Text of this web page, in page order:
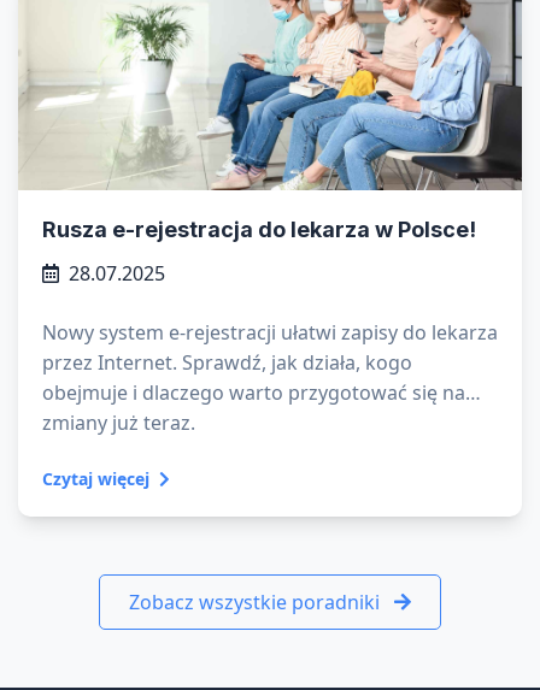
Rusza e-rejestracja do lekarza w Polsce!
28.07.2025
Nowy system e-rejestracji ułatwi zapisy do lekarza
przez Internet. Sprawdź, jak działa, kogo
obejmuje i dlaczego warto przygotować się na
zmiany już teraz.
Czytaj więcej
Zobacz wszystkie poradniki